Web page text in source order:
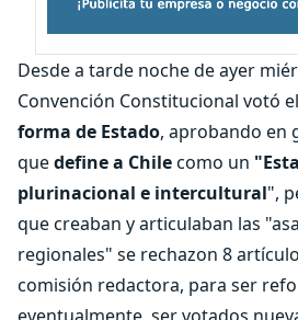
Desde a tarde noche de ayer
Convención Constitucional votó
forma de Estado, aprobando en
quedefine a Chilecomo un
plurinacional e intercultural",
que creaban y articulaban las
regionales" se rechazon 8
comisión redactora, para ser